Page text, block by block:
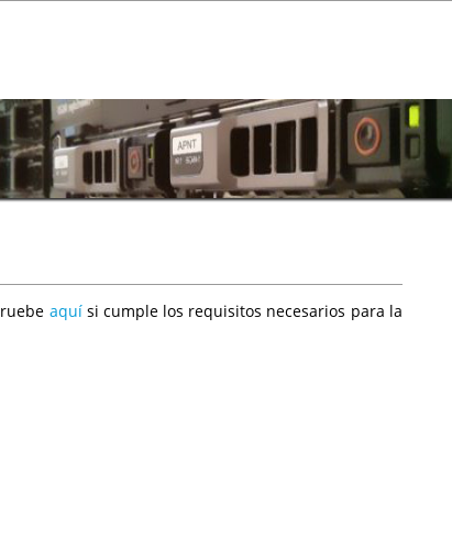
aquísi cumple los requisitos necesarios para la